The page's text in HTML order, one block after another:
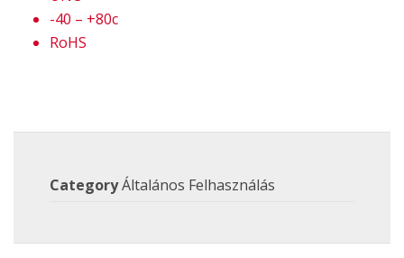
-40 – +80c
RoHS
CategoryÁltalános Felhasználás